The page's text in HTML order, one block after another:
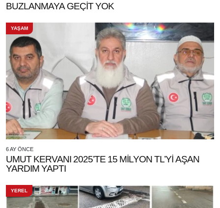
BUZLANMAYA GEÇİT YOK
YAŞAM
6 AY ÖNCE
UMUT KERVANI 2025’TE 15 MİLYON TL’Yİ AŞAN
YARDIM YAPTI
YEREL